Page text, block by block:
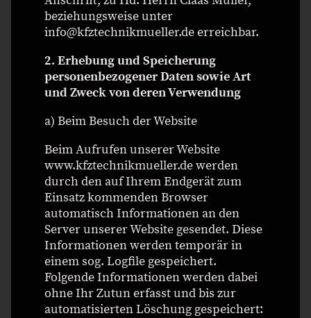
beziehungsweise unter
info@kfztechnikmueller.de erreichbar.
2. Erhebung und Speicherung
personenbezogener Daten sowie Art
und Zweck von deren Verwendung
a) Beim Besuch der Website
Beim Aufrufen unserer Website
www.kfztechnikmueller.de werden
durch den auf Ihrem Endgerät zum
Einsatz kommenden Browser
automatisch Informationen an den
Server unserer Website gesendet. Diese
Informationen werden temporär in
einem sog. Logfile gespeichert.
Folgende Informationen werden dabei
ohne Ihr Zutun erfasst und bis zur
automatisierten Löschung gespeichert: